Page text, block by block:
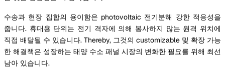
수송과 현장 집합의 용이함은 photovoltaic 전기분해 강한 적응성을
줍니다. 휴대용 단위는 전기 격자에 의해 봉사하지 않는 원격 위치에
직접 배달될 수 있습니다. Thereby, 그것의 customizable 및 확장 가능
한 해결책은 성장하는 태양 수소 패널 시장의 변화한 필요를 위해 최선
남아 있습니다.